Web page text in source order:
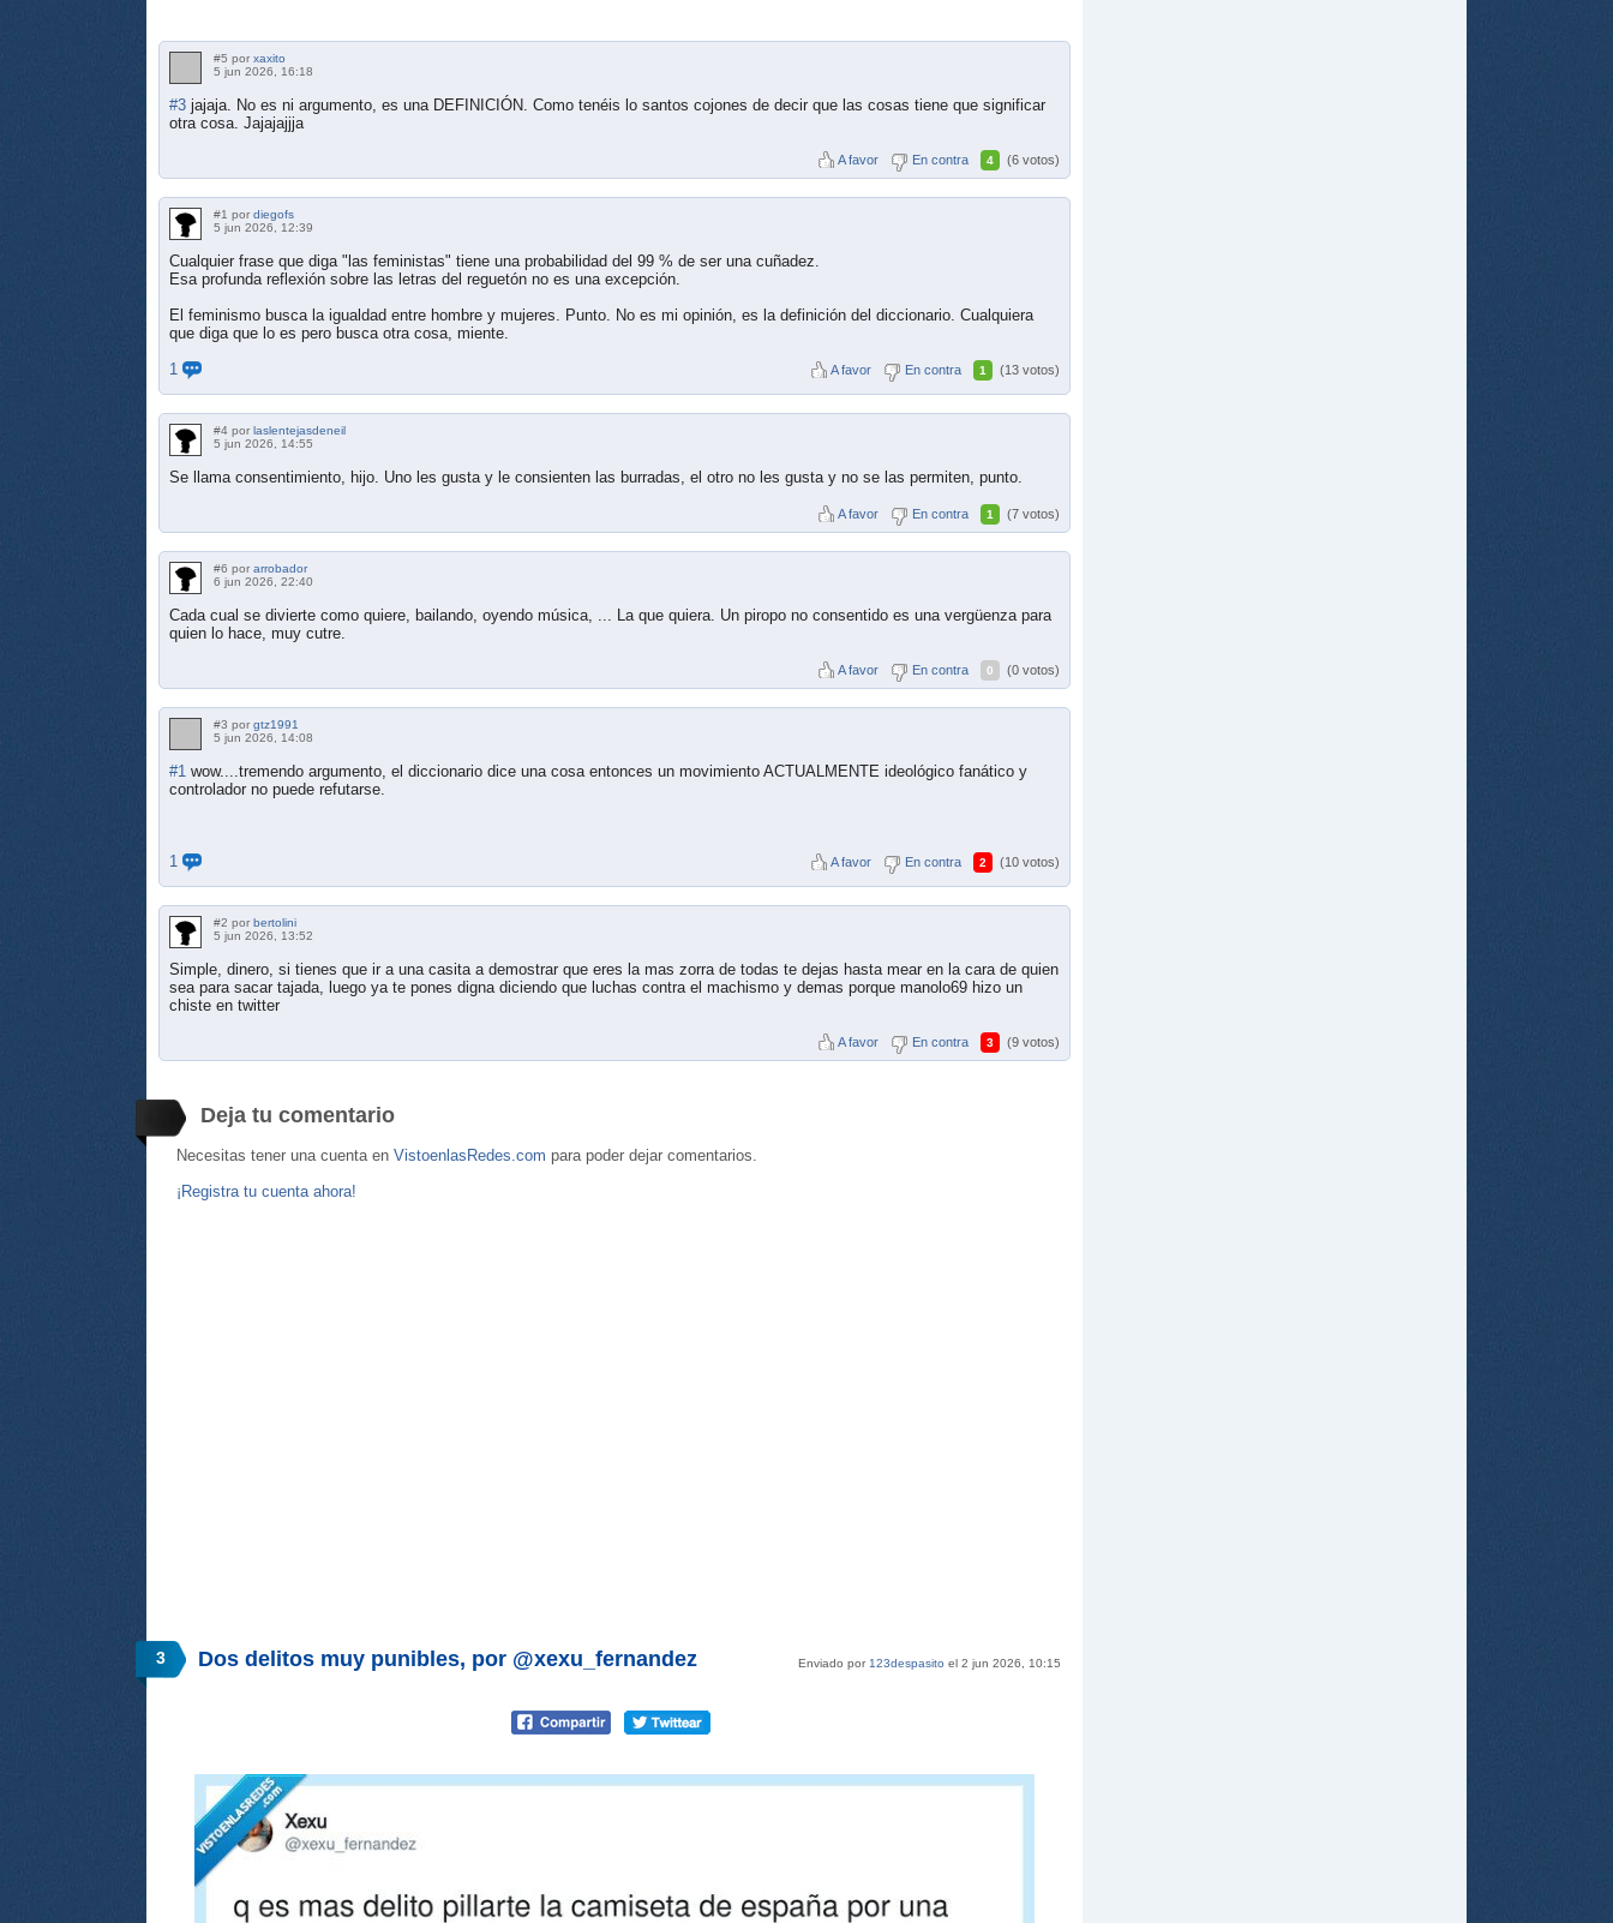
#5 por xaxito
5 jun 2026, 16:18
#3 jajaja. No es ni argumento, es una DEFINICIÓN. Como tenéis lo santos cojones de decir que las cosas tiene que significar
otra cosa. Jajajajjja
A favor En contra 4 (6 votos)
#1 por diegofs
5 jun 2026, 12:39
Cualquier frase que diga "las feministas" tiene una probabilidad del 99 % de ser una cuñadez.
Esa profunda reflexión sobre las letras del reguetón no es una excepción.
El feminismo busca la igualdad entre hombre y mujeres. Punto. No es mi opinión, es la definición del diccionario. Cualquiera
que diga que lo es pero busca otra cosa, miente.
1
A favor En contra 1 (13 votos)
#4 por laslentejasdeneil
5 jun 2026, 14:55
Se llama consentimiento, hijo. Uno les gusta y le consienten las burradas, el otro no les gusta y no se las permiten, punto.
A favor En contra 1 (7 votos)
#6 por arrobador
6 jun 2026, 22:40
Cada cual se divierte como quiere, bailando, oyendo música, ... La que quiera. Un piropo no consentido es una vergüenza para
quien lo hace, muy cutre.
A favor En contra 0 (0 votos)
#3 por gtz1991
5 jun 2026, 14:08
#1 wow....tremendo argumento, el diccionario dice una cosa entonces un movimiento ACTUALMENTE ideológico fanático y
controlador no puede refutarse.
1 A favor En contra 2 (10 votos)
#2 por bertolini
5 jun 2026, 13:52
Simple, dinero, si tienes que ir a una casita a demostrar que eres la mas zorra de todas te dejas hasta mear en la cara de quien
sea para sacar tajada, luego ya te pones digna diciendo que luchas contra el machismo y demas porque manolo69 hizo un
chiste en twitter
A favor En contra 3 (9 votos)
Deja tu comentario
Necesitas tener una cuenta en VistoenlasRedes.com para poder dejar comentarios.
¡Registra tu cuenta ahora!
3 Enviado por 123despasito el 2 jun 2026, 10:15
Dos delitos muy punibles, por @xexu_fernandez